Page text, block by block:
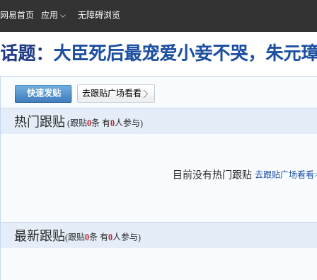
网易首页 应用 无障碍浏览
话题： 大臣死后最宠爱小妾不哭，朱元
快速发贴 去跟贴广场看看
热门跟贴 (跟贴0条 有0人参与)
目前没有热门跟贴 去跟贴广场看看
最新跟贴(跟贴0条 有0人参与)